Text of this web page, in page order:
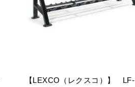
【LEXCO（レクスコ）】 LF-